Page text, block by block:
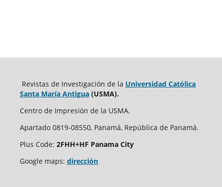
Revistas de Investigación de la Universidad Católica
Santa María Antigua(USMA).
Centro de Impresión de la USMA.
Apartado 0819-08550, Panamá, República de Panamá.
Plus Code: 2FHH+HF Panama City
Google maps: dirección